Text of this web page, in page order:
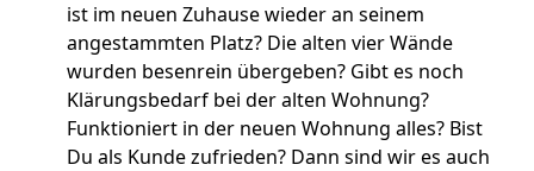
ist im neuen Zuhause wieder an seinem
angestammten Platz? Die alten vier Wände
wurden besenrein übergeben? Gibt es noch
Klärungsbedarf bei der alten Wohnung?
Funktioniert in der neuen Wohnung alles? Bist
Du als Kunde zufrieden? Dann sind wir es auch